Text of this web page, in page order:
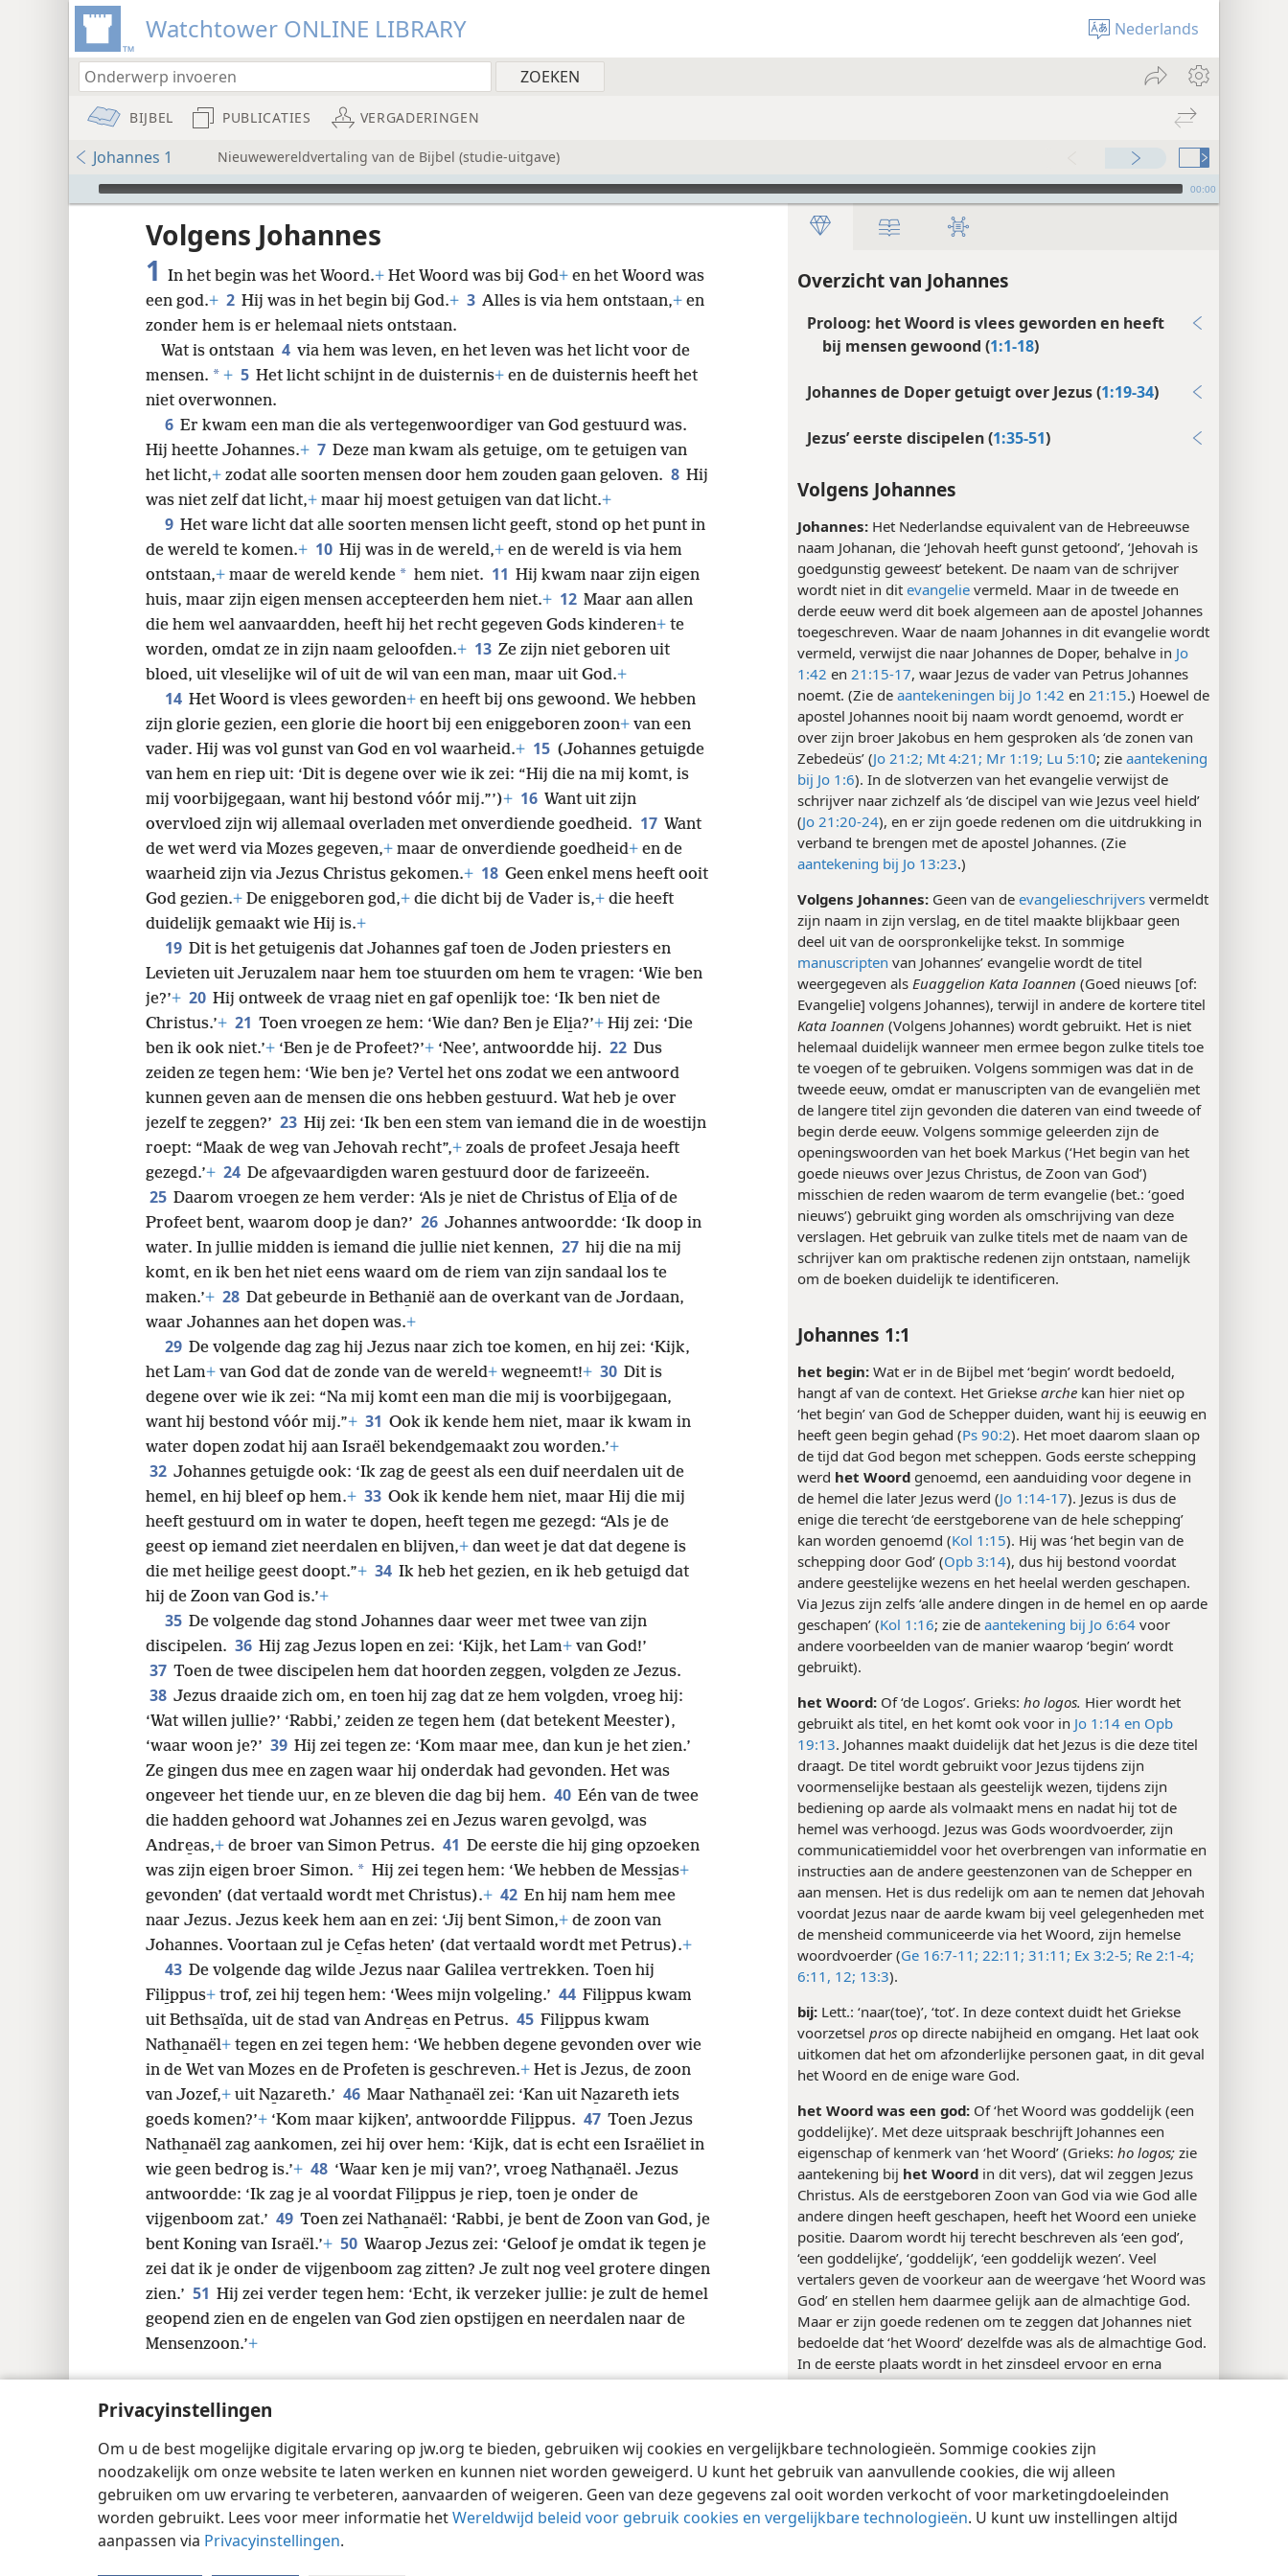
Privacyinstellingen
Om u de best mogelijke digitale ervaring op jw.org te bieden, gebruiken wij cookies en vergelijkbare technologieën. Sommige cookies zijn
noodzakelijk om onze website te laten werken en kunnen niet worden geweigerd. U kunt het gebruik van aanvullende cookies, die wij alleen
gebruiken om uw ervaring te verbeteren, aanvaarden of weigeren. Geen van deze gegevens zal ooit worden verkocht of voor marketingdoeleinden
worden gebruikt. Lees voor meer informatie hetWereldwijd beleid voor gebruik cookies en vergelijkbare technologieën. U kunt uw instellingen altijd
aanpassen via Privacyinstellingen.
Watchtower ONLINE LIBRARY Nederlands
BIJBEL PUBLICATIES VERGADERINGEN
Johannes 1 Nieuwewereldvertaling van de Bijbel (studie-uitgave)
Audio Player 00:00
Overzicht van Johannes
Proloog: het Woord is vlees geworden en heeft
bij mensen gewoond (1:1-18)
Johannes de Doper getuigt over Jezus (1:19-34)
Jezus’ eerste discipelen (1:35-51)
Volgens Johannes
Johannes: Het Nederlandse equivalent van de Hebreeuwse
naam Johanan, die ‘Jehovah heeft gunst getoond’, ‘Jehovah is
goedgunstig geweest’ betekent. De naam van de schrijver
wordt niet in dit evangelie vermeld. Maar in de tweede en
derde eeuw werd dit boek algemeen aan de apostel Johannes
toegeschreven. Waar de naam Johannes in dit evangelie wordt
vermeld, verwijst die naar Johannes de Doper, behalve in Jo
1:42 en 21:15-17, waar Jezus de vader van Petrus Johannes
noemt. (Zie de aantekeningen bij Jo 1:42 en 21:15.) Hoewel de
apostel Johannes nooit bij naam wordt genoemd, wordt er
over zijn broer Jakobus en hem gesproken als ‘de zonen van
Zebedeüs’ (Jo 21:2; Mt 4:21; Mr 1:19; Lu 5:10; zie aantekening
bij Jo 1:6). In de slotverzen van het evangelie verwijst de
schrijver naar zichzelf als ‘de discipel van wie Jezus veel hield’
(Jo 21:20-24), en er zijn goede redenen om die uitdrukking in
verband te brengen met de apostel Johannes. (Zie
aantekening bij Jo 13:23.)
Volgens Johannes: Geen van de evangelieschrijvers vermeldt
zijn naam in zijn verslag, en de titel maakte blijkbaar geen
deel uit van de oorspronkelijke tekst. In sommige
manuscripten van Johannes’ evangelie wordt de titel
weergegeven als Euaggelion Kata Ioannen (Goed nieuws [of:
Evangelie] volgens Johannes), terwijl in andere de kortere titel
Kata Ioannen (Volgens Johannes) wordt gebruikt. Het is niet
helemaal duidelijk wanneer men ermee begon zulke titels toe
te voegen of te gebruiken. Volgens sommigen was dat in de
tweede eeuw, omdat er manuscripten van de evangeliën met
de langere titel zijn gevonden die dateren van eind tweede of
begin derde eeuw. Volgens sommige geleerden zijn de
openingswoorden van het boek Markus (‘Het begin van het
goede nieuws over Jezus Christus, de Zoon van God’)
misschien de reden waarom de term evangelie (bet.: ‘goed
nieuws’) gebruikt ging worden als omschrijving van deze
verslagen. Het gebruik van zulke titels met de naam van de
schrijver kan om praktische redenen zijn ontstaan, namelijk
om de boeken duidelijk te identificeren.
Johannes 1:1
het begin: Wat er in de Bijbel met ‘begin’ wordt bedoeld,
hangt af van de context. Het Griekse arche kan hier niet op
‘het begin’ van God de Schepper duiden, want hij is eeuwig en
heeft geen begin gehad (Ps 90:2). Het moet daarom slaan op
de tijd dat God begon met scheppen. Gods eerste schepping
werd het Woord genoemd, een aanduiding voor degene in
de hemel die later Jezus werd (Jo 1:14-17). Jezus is dus de
enige die terecht ‘de eerstgeborene van de hele schepping’
kan worden genoemd (Kol 1:15). Hij was ‘het begin van de
schepping door God’ (Opb 3:14), dus hij bestond voordat
andere geestelijke wezens en het heelal werden geschapen.
Via Jezus zijn zelfs ‘alle andere dingen in de hemel en op aarde
geschapen’ (Kol 1:16; zie de aantekening bij Jo 6:64 voor
andere voorbeelden van de manier waarop ‘begin’ wordt
gebruikt).
het Woord: Of ‘de Logos’. Grieks: ho logos. Hier wordt het
gebruikt als titel, en het komt ook voor in Jo 1:14 en Opb
19:13. Johannes maakt duidelijk dat het Jezus is die deze titel
draagt. De titel wordt gebruikt voor Jezus tijdens zijn
voormenselijke bestaan als geestelijk wezen, tijdens zijn
bediening op aarde als volmaakt mens en nadat hij tot de
hemel was verhoogd. Jezus was Gods woordvoerder, zijn
communicatiemiddel voor het overbrengen van informatie en
instructies aan de andere geestenzonen van de Schepper en
aan mensen. Het is dus redelijk om aan te nemen dat Jehovah
voordat Jezus naar de aarde kwam bij veel gelegenheden met
de mensheid communiceerde via het Woord, zijn hemelse
woordvoerder (Ge 16:7-11; 22:11; 31:11; Ex 3:2-5; Re 2:1-4;
6:11, 12; 13:3).
bij: Lett.: ‘naar(toe)’, ‘tot’. In deze context duidt het Griekse
voorzetsel pros op directe nabijheid en omgang. Het laat ook
uitkomen dat het om afzonderlijke personen gaat, in dit geval
het Woord en de enige ware God.
het Woord was een god: Of ‘het Woord was goddelijk (een
goddelijke)’. Met deze uitspraak beschrijft Johannes een
eigenschap of kenmerk van ‘het Woord’ (Grieks: ho logos; zie
aantekening bij het Woord in dit vers), dat wil zeggen Jezus
Christus. Als de eerstgeboren Zoon van God via wie God alle
andere dingen heeft geschapen, heeft het Woord een unieke
positie. Daarom wordt hij terecht beschreven als ‘een god’,
‘een goddelijke’, ‘goddelijk’, ‘een goddelijk wezen’. Veel
vertalers geven de voorkeur aan de weergave ‘het Woord was
God’ en stellen hem daarmee gelijk aan de almachtige God.
Maar er zijn goede redenen om te zeggen dat Johannes niet
bedoelde dat ‘het Woord’ dezelfde was als de almachtige God.
In de eerste plaats wordt in het zinsdeel ervoor en erna
duidelijk gezegd dat het Woord‘bijGod’ was. Bovendien komt
Griekse bepaald lidwoord, maar de tweede keer staat er geen
lidwoord. Veel geleerden zijn het erover eens dat het
ontbreken van het bepaald lidwoord vóór de tweedetheos
veelbetekenend is. Als in deze context het lidwoord gebruikt
wordt, duidt
op de almachtige God. Maar waar het
Volgens Johannes
1 In het begin was het Woord.+ Het Woord was bij God+ en het Woord was
een god.+ 2 Hij was in het begin bij God.+ 3 Alles is via hem ontstaan,+ en
zonder hem is er helemaal niets ontstaan.
Wat is ontstaan 4 via hem was leven, en het leven was het licht voor de
mensen. * + 5 Het licht schijnt in de duisternis+ en de duisternis heeft het
niet overwonnen.
6 Er kwam een man die als vertegenwoordiger van God gestuurd was.
Hij heette Johannes.+ 7 Deze man kwam als getuige, om te getuigen van
het licht,+ zodat alle soorten mensen door hem zouden gaan geloven. 8 Hij
was niet zelf dat licht,+ maar hij moest getuigen van dat licht.+
9 Het ware licht dat alle soorten mensen licht geeft, stond op het punt in
de wereld te komen.+ 10 Hij was in de wereld,+ en de wereld is via hem
ontstaan,+ maar de wereld kende * hem niet. 11 Hij kwam naar zijn eigen
huis, maar zijn eigen mensen accepteerden hem niet.+ 12 Maar aan allen
die hem wel aanvaardden, heeft hij het recht gegeven Gods kinderen+ te
worden, omdat ze in zijn naam geloofden.+ 13 Ze zijn niet geboren uit
bloed, uit vleselijke wil of uit de wil van een man, maar uit God.+
14 Het Woord is vlees geworden+ en heeft bij ons gewoond. We hebben
zijn glorie gezien, een glorie die hoort bij een eniggeboren zoon+ van een
vader. Hij was vol gunst van God en vol waarheid.+ 15 (Johannes getuigde
van hem en riep uit: ‘Dit is degene over wie ik zei: “Hij die na mij komt, is
mij voorbijgegaan, want hij bestond vóór mij.”’)+ 16 Want uit zijn
overvloed zijn wij allemaal overladen met onverdiende goedheid. 17 Want
de wet werd via Mozes gegeven,+ maar de onverdiende goedheid+ en de
waarheid zijn via Jezus Christus gekomen.+ 18 Geen enkel mens heeft ooit
God gezien.+ De eniggeboren god,+ die dicht bij de Vader is,+ die heeft
duidelijk gemaakt wie Hij is.+
19 Dit is het getuigenis dat Johannes gaf toen de Joden priesters en
Levieten uit Jeruzalem naar hem toe stuurden om hem te vragen: ‘Wie ben
je?’+ 20 Hij ontweek de vraag niet en gaf openlijk toe: ‘Ik ben niet de
Christus.’+ 21 Toen vroegen ze hem: ‘Wie dan? Ben je Eli̱a?’+ Hij zei: ‘Die
ben ik ook niet.’+ ‘Ben je de Profeet?’+ ‘Nee’, antwoordde hij. 22 Dus
zeiden ze tegen hem: ‘Wie ben je? Vertel het ons zodat we een antwoord
kunnen geven aan de mensen die ons hebben gestuurd. Wat heb je over
jezelf te zeggen?’ 23 Hij zei: ‘Ik ben een stem van iemand die in de woestijn
roept: “Maak de weg van Jehovah recht”,+ zoals de profeet Jesaja heeft
gezegd.’+ 24 De afgevaardigden waren gestuurd door de farizeeën.
25 Daarom vroegen ze hem verder: ‘Als je niet de Christus of Eli̱a of de
Profeet bent, waarom doop je dan?’ 26 Johannes antwoordde: ‘Ik doop in
water. In jullie midden is iemand die jullie niet kennen, 27 hij die na mij
komt, en ik ben het niet eens waard om de riem van zijn sandaal los te
maken.’+ 28 Dat gebeurde in Betha̱nië aan de overkant van de Jordaan,
waar Johannes aan het dopen was.+
29 De volgende dag zag hij Jezus naar zich toe komen, en hij zei: ‘Kijk,
het Lam+ van God dat de zonde van de wereld+ wegneemt!+ 30 Dit is
degene over wie ik zei: “Na mij komt een man die mij is voorbijgegaan,
want hij bestond vóór mij.”+ 31 Ook ik kende hem niet, maar ik kwam in
water dopen zodat hij aan Israël bekendgemaakt zou worden.’+
32 Johannes getuigde ook: ‘Ik zag de geest als een duif neerdalen uit de
hemel, en hij bleef op hem.+ 33 Ook ik kende hem niet, maar Hij die mij
heeft gestuurd om in water te dopen, heeft tegen me gezegd: “Als je de
geest op iemand ziet neerdalen en blijven,+ dan weet je dat dat degene is
die met heilige geest doopt.”+ 34 Ik heb het gezien, en ik heb getuigd dat
hij de Zoon van God is.’+
35 De volgende dag stond Johannes daar weer met twee van zijn
discipelen. 36 Hij zag Jezus lopen en zei: ‘Kijk, het Lam+ van God!’
37 Toen de twee discipelen hem dat hoorden zeggen, volgden ze Jezus.
38 Jezus draaide zich om, en toen hij zag dat ze hem volgden, vroeg hij:
‘Wat willen jullie?’ ‘Rabbi,’ zeiden ze tegen hem (dat betekent Meester),
‘waar woon je?’ 39 Hij zei tegen ze: ‘Kom maar mee, dan kun je het zien.’
Ze gingen dus mee en zagen waar hij onderdak had gevonden. Het was
ongeveer het tiende uur, en ze bleven die dag bij hem. 40 Eén van de twee
die hadden gehoord wat Johannes zei en Jezus waren gevolgd, was
Andre̱as,+ de broer van Simon Petrus. 41 De eerste die hij ging opzoeken
was zijn eigen broer Simon. * Hij zei tegen hem: ‘We hebben de Messi̱as+
gevonden’ (dat vertaald wordt met Christus).+ 42 En hij nam hem mee
naar Jezus. Jezus keek hem aan en zei: ‘Jij bent Simon,+ de zoon van
Johannes. Voortaan zul je Ce̱fas heten’ (dat vertaald wordt met Petrus).+
43 De volgende dag wilde Jezus naar Galilea vertrekken. Toen hij
Fili̱ppus+ trof, zei hij tegen hem: ‘Wees mijn volgeling.’ 44 Fili̱ppus kwam
uit Bethsa̱ïda, uit de stad van Andre̱as en Petrus. 45 Fili̱ppus kwam
Natha̱naël+ tegen en zei tegen hem: ‘We hebben degene gevonden over wie
in de Wet van Mozes en de Profeten is geschreven.+ Het is Jezus, de zoon
van Jozef,+ uit Na̱zareth.’ 46 Maar Natha̱naël zei: ‘Kan uit Na̱zareth iets
goeds komen?’+ ‘Kom maar kijken’, antwoordde Fili̱ppus. 47 Toen Jezus
Natha̱naël zag aankomen, zei hij over hem: ‘Kijk, dat is echt een Israëliet in
wie geen bedrog is.’+ 48 ‘Waar ken je mij van?’, vroeg Natha̱naël. Jezus
antwoordde: ‘Ik zag je al voordat Fili̱ppus je riep, toen je onder de
vijgenboom zat.’ 49 Toen zei Natha̱naël: ‘Rabbi, je bent de Zoon van God, je
bent Koning van Israël.’+ 50 Waarop Jezus zei: ‘Geloof je omdat ik tegen je
zei dat ik je onder de vijgenboom zag zitten? Je zult nog veel grotere dingen
zien.’ 51 Hij zei verder tegen hem: ‘Echt, ik verzeker jullie: je zult de hemel
geopend zien en de engelen van God zien opstijgen en neerdalen naar de
Mensenzoon.’+
Copyright © 2026 Watch Tower Bible and Tract Society of Pennsylvania Gebruiksvoorwaarden Privacybeleid Privacyinstellingen JW.ORG Inloggen